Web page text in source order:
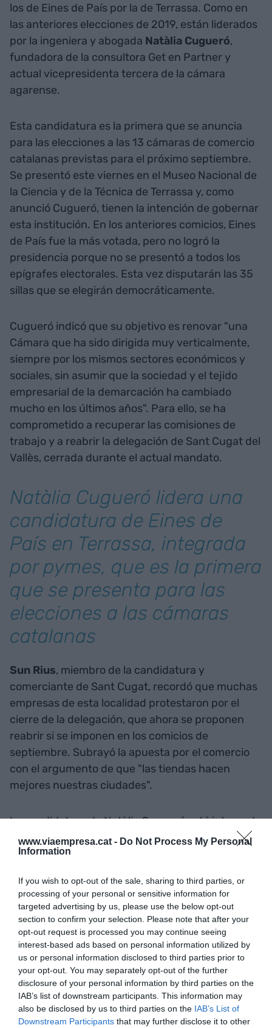
www.viaempresa.cat - Do Not Process My Personal
Information
If you wish to opt-out of the sale, sharing to third parties, or
processing of your personal or sensitive information for
targeted advertising by us, please use the below opt-out
section to confirm your selection. Please note that after your
opt-out request is processed you may continue seeing
interest-based ads based on personal information utilized by
us or personal information disclosed to third parties prior to
your opt-out. You may separately opt-out of the further
disclosure of your personal information by third parties on the
IAB’s list of downstream participants. This information may
also be disclosed by us to third parties on the IAB’s List of
Downstream Participants that may further disclose it to other
los de Eines de País por la de Terrassa. Como en
las anteriores elecciones de 2019, están liderados
por la ingeniera y abogada Natàlia Cugueró,
fundadora de la consultora Get en Partner y
actual vicepresidenta tercera de la cámara
agarense.
Esta candidatura es la primera que se anuncia
para las elecciones a las 13 cámaras de comercio
catalanas previstas para el próximo septiembre.
Se presentó este viernes en el Museo Nacional de
la Ciencia y de la Técnica de Terrassa y, como
anunció Cugueró, tienen la intención de gobernar
esta institución. En los anteriores comicios, Eines
de País fue la más votada, pero no logró la
presidencia porque no se presentó a todos los
epígrafes electorales. Esta vez disputarán las 35
sillas que se elegirán democráticamente.
Cugueró indicó que su objetivo es renovar "una
Cámara que ha sido dirigida muy verticalmente,
siempre por los mismos sectores económicos y
sociales, sin asumir que la sociedad y el tejido
empresarial de la demarcación ha cambiado
mucho en los últimos años". Para ello, se ha
comprometido a recuperar las comisiones de
trabajo y a reabrir la delegación de Sant Cugat del
Vallès, cerrada durante el actual mandato.
Natàlia Cugueró lidera una
candidatura de Eines de
País en Terrassa, integrada
por pymes, que es la primera
que se presenta para las
elecciones a las cámaras
catalanas
Sun Rius, miembro de la candidatura y
comerciante de Sant Cugat, recordó que muchas
empresas de esta localidad protestaron por el
cierre de la delegación, que ahora se proponen
reabrir si se imponen en los comicios de
septiembre. Subrayó la apuesta por el comercio
con el argumento de que "las tiendas hacen
mejores nuestras ciudades".
La candidatura de Natàlia Cugueró está integrada
mayoritariamente por pequeñas y medianas
empresas. Según precisan en un comunicado, el
pequeñas empresas (de menos de diez
trabajadores) y otro 30% de medianas, asimismo
cuenta con representantes de 7 de los 12
municipios que integran la demarcación de la
Cámara de Terrassa.
Natàlia Cugueró (Terrassa, 1972) es fundadora y
primera ejecutiva de Get en Partner, una
consultora empresarial especializada en startups.